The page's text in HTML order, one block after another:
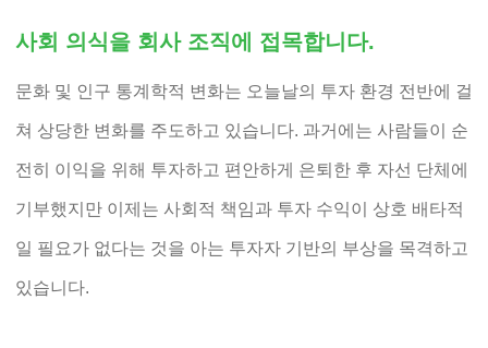
사회 의식을 회사 조직에 접목합니다.
문화 및 인구 통계학적 변화는 오늘날의 투자 환경 전반에 걸
쳐 상당한 변화를 주도하고 있습니다. 과거에는 사람들이 순
전히 이익을 위해 투자하고 편안하게 은퇴한 후 자선 단체에
기부했지만 이제는 사회적 책임과 투자 수익이 상호 배타적
일 필요가 없다는 것을 아는 투자자 기반의 부상을 목격하고
있습니다.